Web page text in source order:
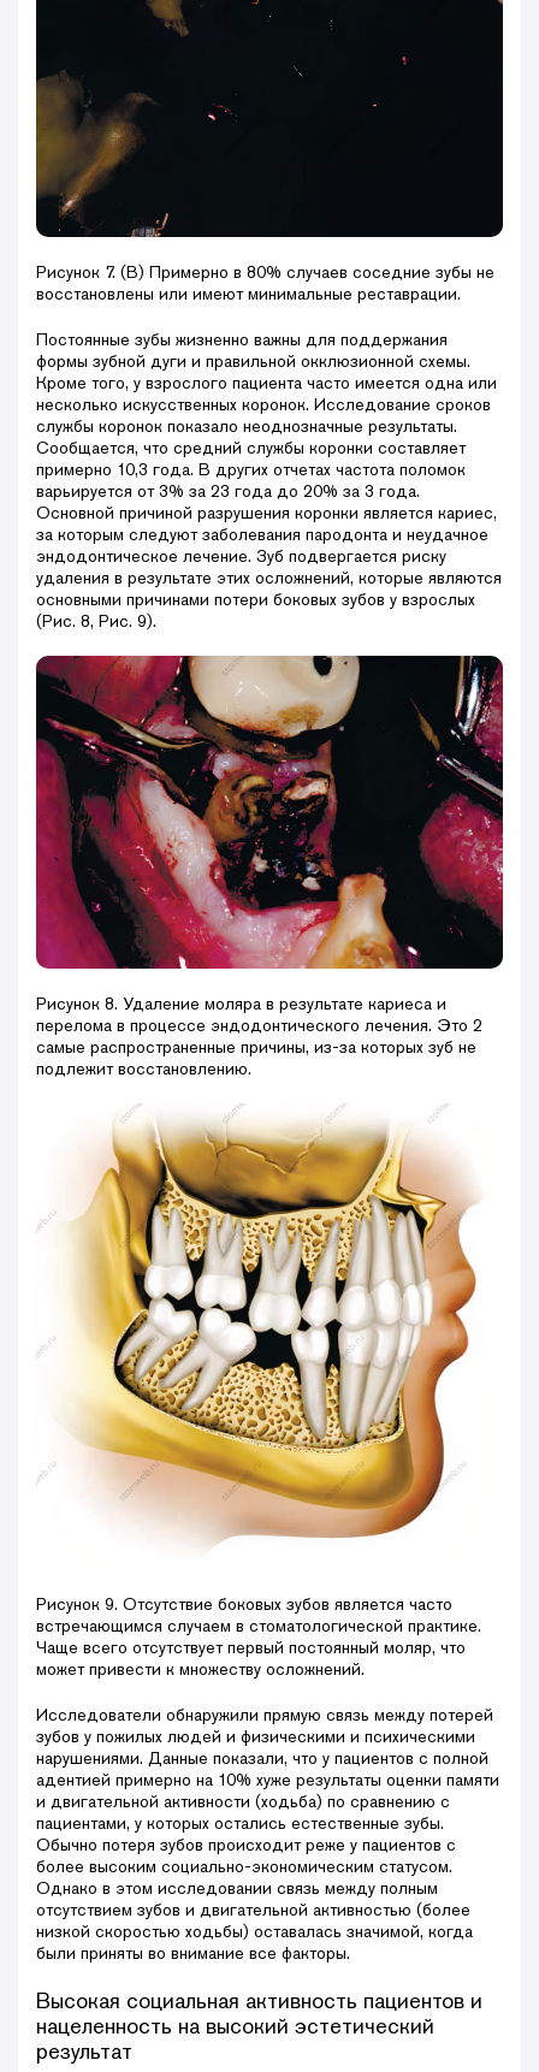
Рисунок 7. (В) Примерно в 80% случаев соседние зубы не
восстановлены или имеют минимальные реставрации.
Постоянные зубы жизненно важны для поддержания
формы зубной дуги и правильной окклюзионной схемы.
Кроме того, у взрослого пациента часто имеется одна или
несколько искусственных коронок. Исследование сроков
службы коронок показало неоднозначные результаты.
Сообщается, что средний службы коронки составляет
примерно 10,3 года. В других отчетах частота поломок
варьируется от 3% за 23 года до 20% за 3 года.
Основной причиной разрушения коронки является кариес,
за которым следуют заболевания пародонта и неудачное
эндодонтическое лечение. Зуб подвергается риску
удаления в результате этих осложнений, которые являются
основными причинами потери боковых зубов у взрослых
(Рис. 8, Рис. 9).
Рисунок 8. Удаление моляра в результате кариеса и
перелома в процессе эндодонтического лечения. Это 2
самые распространенные причины, из-за которых зуб не
подлежит восстановлению.
Рисунок 9. Отсутствие боковых зубов является часто
встречающимся случаем в стоматологической практике.
Чаще всего отсутствует первый постоянный моляр, что
может привести к множеству осложнений.
Исследователи обнаружили прямую связь между потерей
зубов у пожилых людей и физическими и психическими
нарушениями. Данные показали, что у пациентов с полной
адентией примерно на 10% хуже результаты оценки памяти
и двигательной активности (ходьба) по сравнению с
пациентами, у которых остались естественные зубы.
Обычно потеря зубов происходит реже у пациентов с
более высоким социально-экономическим статусом.
Однако в этом исследовании связь между полным
отсутствием зубов и двигательной активностью (более
низкой скоростью ходьбы) оставалась значимой, когда
были приняты во внимание все факторы.
Высокая социальная активность пациентов и
нацеленность на высокий эстетический
результат